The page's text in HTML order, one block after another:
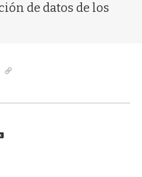
de datos de los